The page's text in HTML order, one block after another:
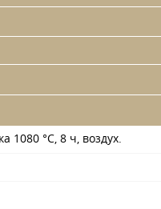
1080 °C, 8 ч, воздух.